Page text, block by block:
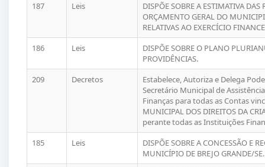
187
Leis
DISPÕE SOBRE A ESTIMATIVA DAS
ORÇAMENTO GERAL DO
RELATIVAS AO EXERCÍCIO
186
Leis
DISPÕE SOBRE O PLANO
PROVIDÊNCIAS.
209
Decretos
Estabelece, Autoriza e Delega
Secretário Municipal de
Finanças para todas as Contas
MUNICIPAL DOS DIREITOS DA
perante todas as Instituições
185
Leis
DISPÕE SOBRE A CONCESSÃO E
MUNICÍPIO DE BREJO GRANDE/SE.